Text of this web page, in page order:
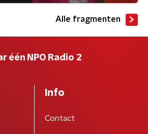
Alle fragmenten
één NPO Radio 2
Info
Contact